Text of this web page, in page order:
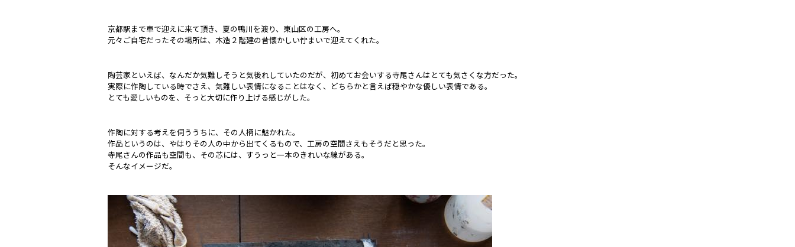
京都駅まで車で迎えに来て頂き、夏の鴨川を渡り、東山区の工房へ。
元々ご自宅だったその場所は、木造２階建の昔懐かしい佇まいで迎えてくれた。
陶芸家といえば、なんだか気難しそうと気後れしていたのだが、初めてお会いする寺尾さんはとても気さくな方だった。
実際に作陶している時でさえ、気難しい表情になることはなく、どちらかと言えば穏やかな優しい表情である。
とても愛しいものを、そっと大切に作り上げる感じがした。
作陶に対する考えを伺ううちに、その人柄に魅かれた。
作品というのは、やはりその人の中から出てくるもので、工房の空間さえもそうだと思った。
寺尾さんの作品も空間も、その芯には、すうっと一本のきれいな線がある。
そんなイメージだ。